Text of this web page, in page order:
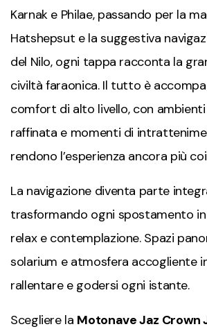
Karnak e Philae, passando per la
Hatshepsut e la suggestiva
del Nilo, ogni tappa racconta la
civiltà faraonica. Il tutto è
comfort di alto livello, con
raffinata e momenti di
rendono l’esperienza ancora più
La navigazione diventa parte
trasformando ogni spostamento
relax e contemplazione. Spazi
solarium e atmosfera accogliente
rallentare e godersi ogni istante.
Scegliere la Motonave Jaz Crown